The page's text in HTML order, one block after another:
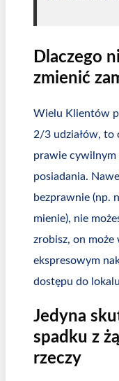
Dlaczego
zmienić
Wielu Klientów
2/3 udziałów, to
prawie cywilnym
posiadania.
bezprawnie (np.
mienie), nie
zrobisz, on
ekspresowym
dostępu do
Jedyna
spadku z
rzeczy